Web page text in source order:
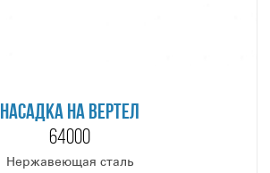
НАСАДКА НА ВЕРТЕЛ
64000
Нержавеющая сталь